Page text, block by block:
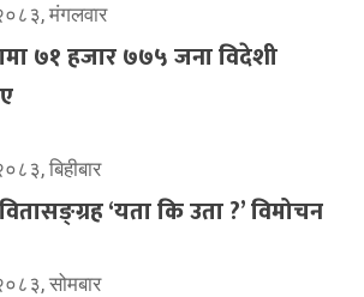
मंगलवार
७१ हजार ७७५ जना विदेशी
बिहीबार
‘यता कि उता ?’ विमोचन
सोमबार